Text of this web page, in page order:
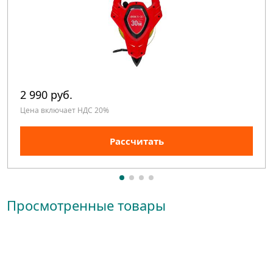
2 990 руб.
Цена включает НДС 20%
Рассчитать
Просмотренные товары